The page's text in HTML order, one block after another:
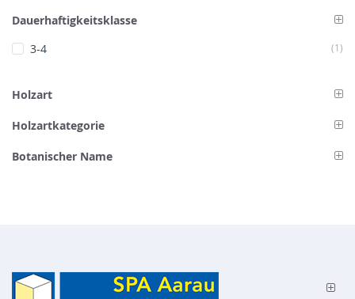
Dauerhaftigkeitsklasse
3-4
1
Holzart
Holzartkategorie
Botanischer Name